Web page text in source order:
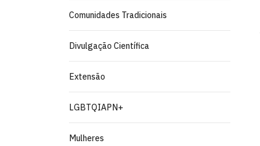
Comunidades Tradicionais
Divulgação Científica
Extensão
LGBTQIAPN+
Mulheres